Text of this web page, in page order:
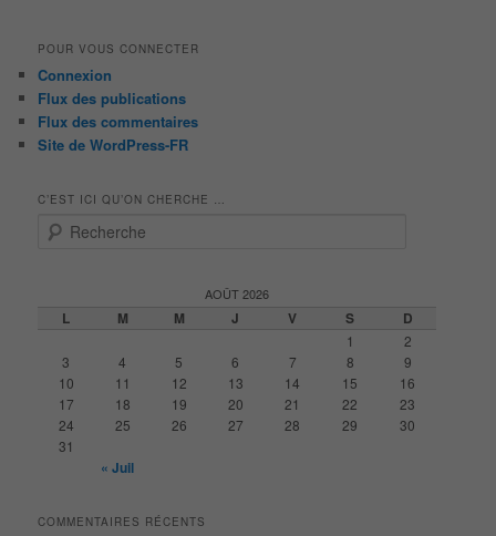
POUR VOUS CONNECTER
Connexion
Flux des publications
Flux des commentaires
Site de WordPress-FR
C’EST ICI QU’ON CHERCHE …
AOÛT 2026
L M M J V S D
1
2
3
4 5 6 7 8
9
10
11 12 13 14 15
16
17
18 19 20 21 22
23
24
25 26 27 28 29
30
31
« Juil
COMMENTAIRES RÉCENTS